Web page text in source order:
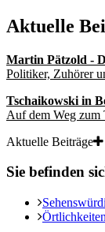
Aktuelle
Martin Pätzold -
Politiker, Zuhörer
Tschaikowski in
Auf dem Weg zum
Aktuelle Beiträge
Sie befinden
Örtlichkeiten